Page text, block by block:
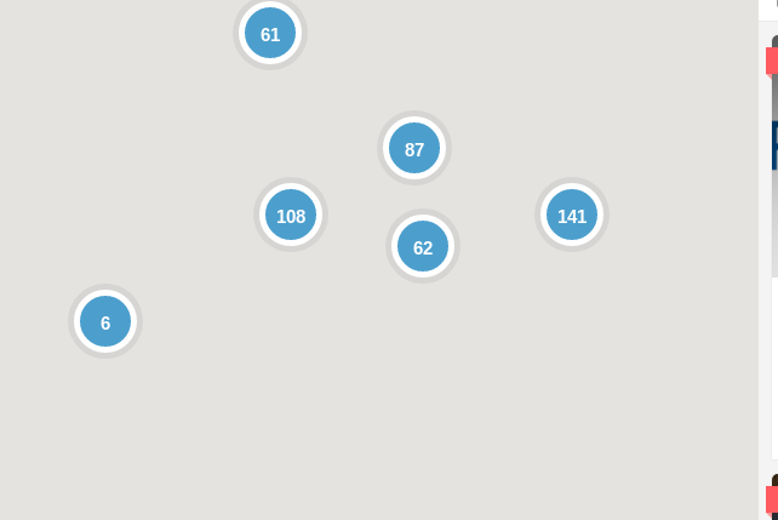
6
108 141
61
87
62